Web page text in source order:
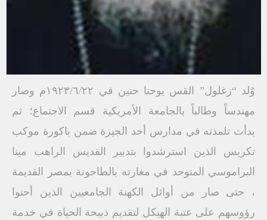
وُلد “زغلول” القس يوحنا حنين في ١٩٢٣/٦/٢٢م وصار
مهندساً وطالباً بالجامعة الأمريكية قسم الاجتماع؛ ثم
بدأت تلمذته في مدارس أحد الجيزة ضمن باكورة موكب
تكريس الذين استرشدوا بتدبير القديس الراهب مينا
البراموسي المتوحد في مغارته بالطاحونة بمصر القديمة
، حتى صار من أوائل الكهنة الجامعيين الذين أحنوا
رؤوسهم على عتبة الهيكل لتقديم ذبيحة الحياة في خدمة